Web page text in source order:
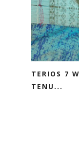
TERIOS 7
TENU...